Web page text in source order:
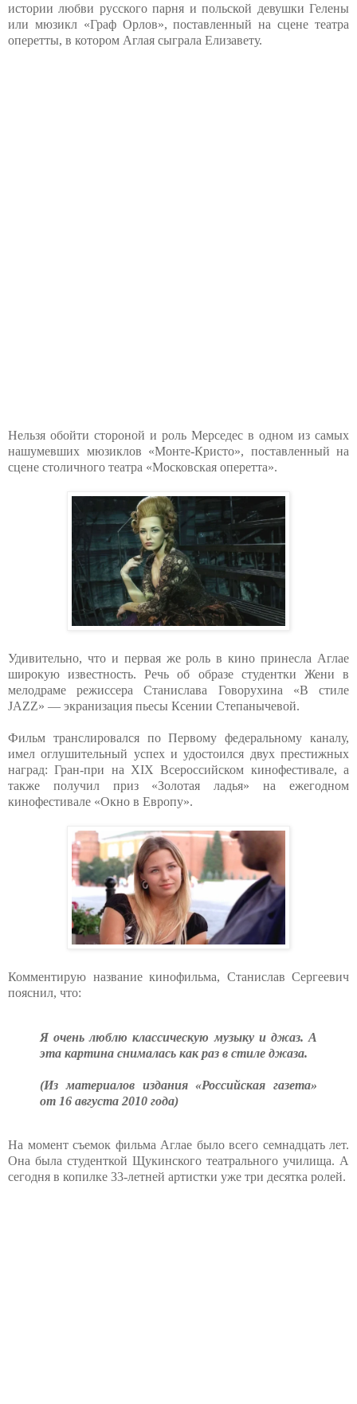
истории любви русского парня и польской девушки Гелены
или мюзикл «Граф Орлов», поставленный на сцене театра
оперетты, в котором Аглая сыграла Елизавету.
Нельзя обойти стороной и роль Мерседес в одном из самых
нашумевших мюзиклов «Монте-Кристо», поставленный на
сцене столичного театра «Московская оперетта».
Удивительно, что и первая же роль в кино принесла Аглае
широкую известность. Речь об образе студентки Жени в
мелодраме режиссера Станислава Говорухина «В стиле
JAZZ» — экранизация пьесы Ксении Степанычевой.
Фильм транслировался по Первому федеральному каналу,
имел оглушительный успех и удостоился двух престижных
наград: Гран-при на XIX Всероссийском кинофестивале, а
также получил приз «Золотая ладья» на ежегодном
кинофестивале «Окно в Европу».
Комментирую название кинофильма, Станислав Сергеевич
пояснил, что:
Я очень люблю классическую музыку и джаз. А
эта картина снималась как раз в стиле джаза.
(Из материалов издания «Российская газета»
от 16 августа 2010 года)
На момент съемок фильма Аглае было всего семнадцать лет.
Она была студенткой Щукинского театрального училища. А
сегодня в копилке 33-летней артистки уже три десятка ролей.